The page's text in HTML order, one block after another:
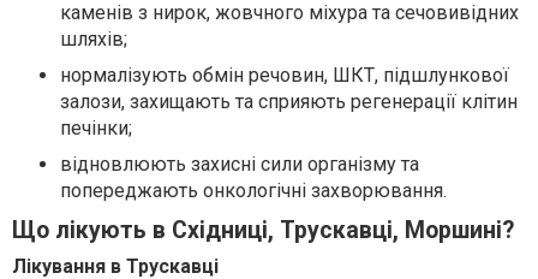
каменів з нирок, жовчного міхура та сечовивідних
шляхів;
нормалізують обмін речовин, ШКТ, підшлункової
залози, захищають та сприяють регенерації клітин
печінки;
відновлюють захисні сили організму та
попереджають онкологічні захворювання.
Що лікують в Східниці, Трускавці, Моршині?
Лікування в Трускавці